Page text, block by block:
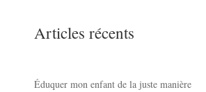
Articles récents
Éduquer mon enfant de la juste manière